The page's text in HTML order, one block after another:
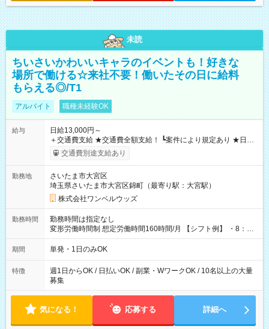
未読
ちいさいかわいいキャラのイベントも！好きな
場所で働ける☆来社不要！働いたその日に給料
もらえる◎/T1
アルバイト 職種未経験OK
給与
日給13,000円～
＋交通費支給 ★交通費全額支給！ ┗案件により規定あり ★日払
いOK！（規定あり） ┗働いたその日に現金GET♪ お仕事後はコ
ンビニATMから 日払い分を引き落とせます！ 【試用期間】試
交通費別途支給あり
勤務地
さいたま市大宮区
埼玉県さいたま市大宮区錦町（最寄り駅：大宮駅）
株式会社ワンベルウッズ
勤務時間
勤務時間は指定なし
変形労働時間制 想定労働時間160時間/月 【シフト例】 ・8：00
～21：00
期間 単発・1日のみOK
特徴
週1日からOK / 日払いOK / 副業・WワークOK / 10名以上の大量
募集
気になる！ 応募する 詳細へ